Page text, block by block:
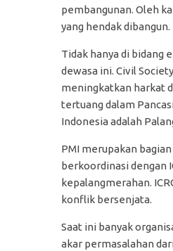
pembangunan. Oleh
yang hendak dibangun.
Tidak hanya di bidang
dewasa ini. Civil
meningkatkan harkat
tertuang dalam
Indonesia adalah
PMI merupakan
berkoordinasi dengan
kepalangmerahan.
konflik bersenjata.
Saat ini banyak
akar permasalahan